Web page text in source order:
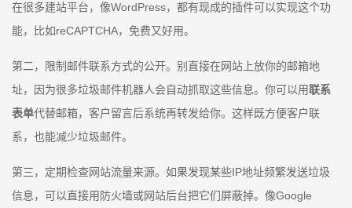
在很多建站平台，像WordPress，都有现成的插件可以实现这个功
能，比如reCAPTCHA，免费又好用。
第二，限制邮件联系方式的公开。别直接在网站上放你的邮箱地
址，因为很多垃圾邮件机器人会自动抓取这些信息。你可以用联系
表单代替邮箱，客户留言后系统再转发给你。这样既方便客户联
系，也能减少垃圾邮件。
第三，定期检查网站流量来源。如果发现某些IP地址频繁发送垃圾
信息，可以直接用防火墙或网站后台把它们屏蔽掉。像Google